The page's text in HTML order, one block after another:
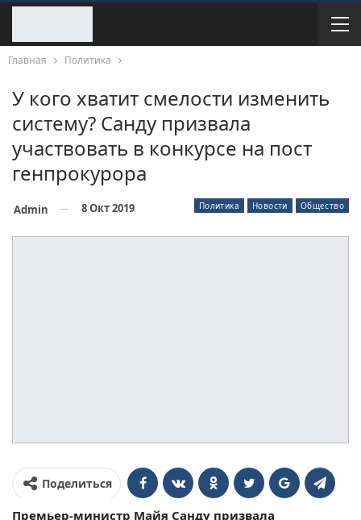
Главная Политика
У кого хватит смелости изменить
систему? Санду призвала
участвовать в конкурсе на пост
генпрокурора
Политика Новости Общество
Admin 8 Окт 2019
Поделиться
Премьер-министр Майя Санду призвала